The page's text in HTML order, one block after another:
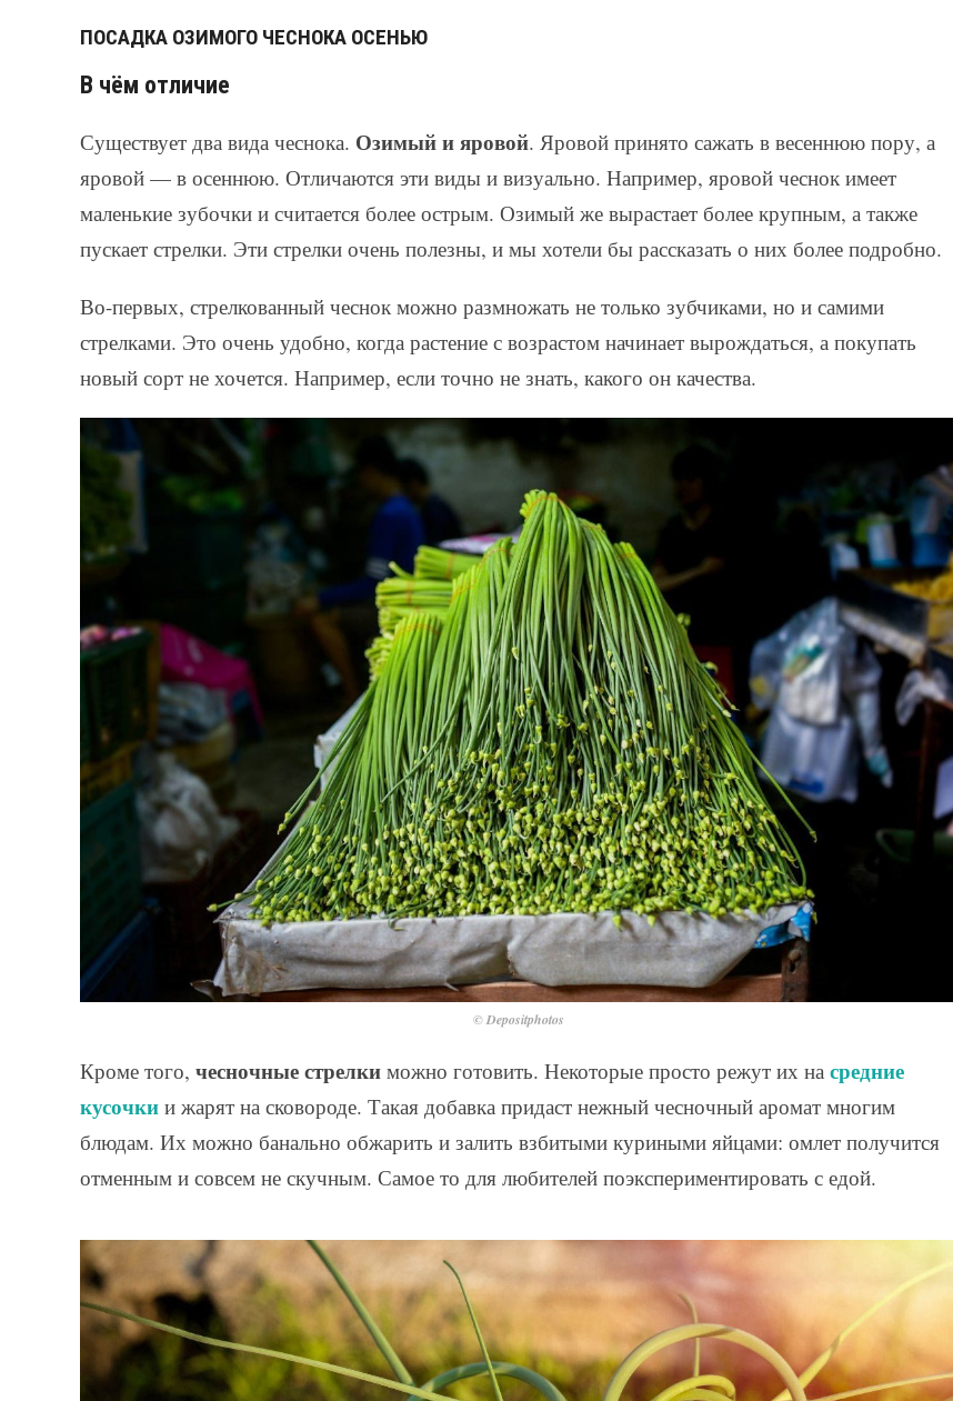
ПОСАДКА ОЗИМОГО ЧЕСНОКА ОСЕНЬЮ
В чём отличие
Существует два вида чеснока. Озимый и яровой. Яровой принято сажать в весеннюю пору, а
яровой — в осеннюю. Отличаются эти виды и визуально. Например, яровой чеснок имеет
маленькие зубочки и считается более острым. Озимый же вырастает более крупным, а также
пускает стрелки. Эти стрелки очень полезны, и мы хотели бы рассказать о них более подробно.
Во-первых, стрелкованный чеснок можно размножать не только зубчиками, но и самими
стрелками. Это очень удобно, когда растение с возрастом начинает вырождаться, а покупать
новый сорт не хочется. Например, если точно не знать, какого он качества.
© Depositphotos
Кроме того, чесночные стрелки можно готовить. Некоторые просто режут их на средние
кусочки и жарят на сковороде. Такая добавка придаст нежный чесночный аромат многим
блюдам. Их можно банально обжарить и залить взбитыми куриными яйцами: омлет получится
отменным и совсем не скучным. Самое то для любителей поэкспериментировать с едой.